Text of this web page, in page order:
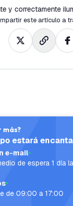
y correctamente
este artículo a
más?
estará
e-mail
de espera 1 día
de 09:00 a 17:00